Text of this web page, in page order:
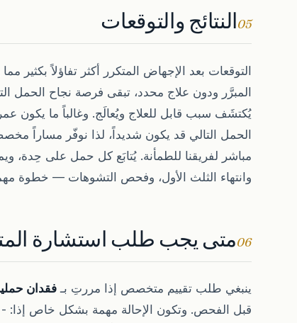
05النتائج والتوقعات
التوقعات بعد الإجهاض المتكرر أكثر تفاؤلاً بكثير
يُكتشَف سبب قابل للعلاج ويُعالَج. وغالباً ما يكون
الحمل التالي قد يكون شديداً، لذا نوفّر مساراً
مباشر لفريقنا للطمأنة. يُتابَع كل حمل على
وانتهاء الثلث الأول، وفحص التشوهات — خطوة
06متى يجب طلب استشارة
ينبغي طلب تقييم متخصص إذا مررتِ بـ فقدان
قبل الفحص. وتكون الإحالة مهمة بشكل خاص